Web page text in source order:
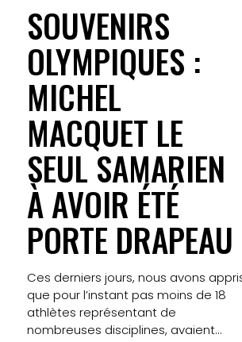
SOUVENIRS
OLYMPIQUES :
MICHEL
MACQUET LE
SEUL SAMARIEN
À AVOIR ÉTÉ
PORTE DRAPEAU
Ces derniers jours, nous avons
que pour l’instant pas moins de 18
athlètes représentant de
nombreuses disciplines, avaient...